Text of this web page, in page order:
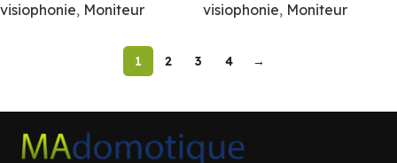
visiophonie, Moniteur visiophonie, Moniteur
1 2 3 4 →